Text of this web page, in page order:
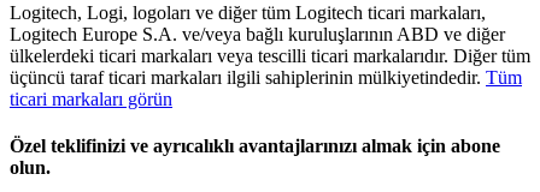
Logitech, Logi, logoları ve diğer tüm Logitech ticari markaları,
Logitech Europe S.A. ve/veya bağlı kuruluşlarının ABD ve diğer
ülkelerdeki ticari markaları veya tescilli ticari markalarıdır. Diğer tüm
üçüncü taraf ticari markaları ilgili sahiplerinin mülkiyetindedir. Tüm
ticari markaları görün
Özel teklifinizi ve ayrıcalıklı avantajlarınızı almak için abone
olun.